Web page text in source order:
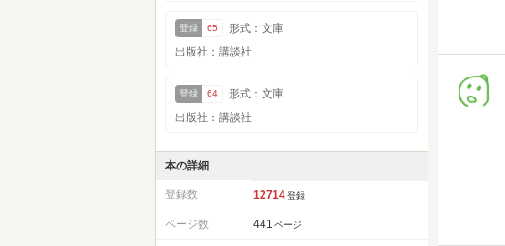
登録 65
形式：文庫
出版社：講談社
登録 64
形式：文庫
出版社：講談社
本の詳細
登録数 12714 登録
ページ数 441 ページ